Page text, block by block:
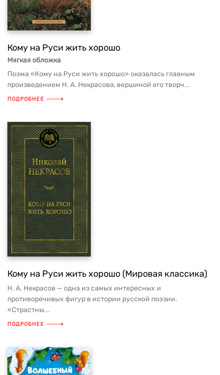
Кому на Руси жить хорошо
Мягкая обложка
Поэма «Кому на Руси жить хорошо» оказалась главным
произведением Н. А. Некрасова, вершиной его творч...
ПОДРОБНЕЕ
Кому на Руси жить хорошо (Мировая классика)
Н. А. Некрасов — одна из самых интересных и
противоречивых фигур в истории русской поэзии.
«Страстны...
ПОДРОБНЕЕ